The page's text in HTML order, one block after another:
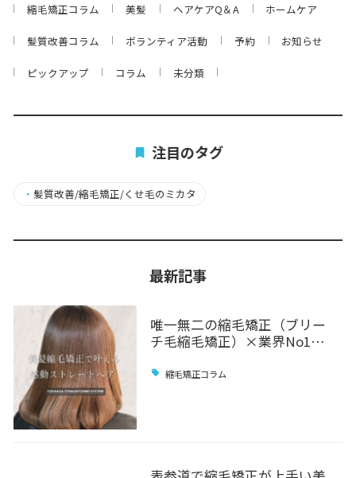
縮毛矯正コラム 美髪 ヘアケアQ＆A ホームケア
髪質改善コラム ボランティア活動 予約 お知らせ
ピックアップ コラム 未分類
注目のタグ
・ 髪質改善/縮毛矯正/くせ毛のミカタ
最新記事
唯一無二の縮毛矯正（ブリー
チ毛縮毛矯正）×業界No1…
縮毛矯正コラム